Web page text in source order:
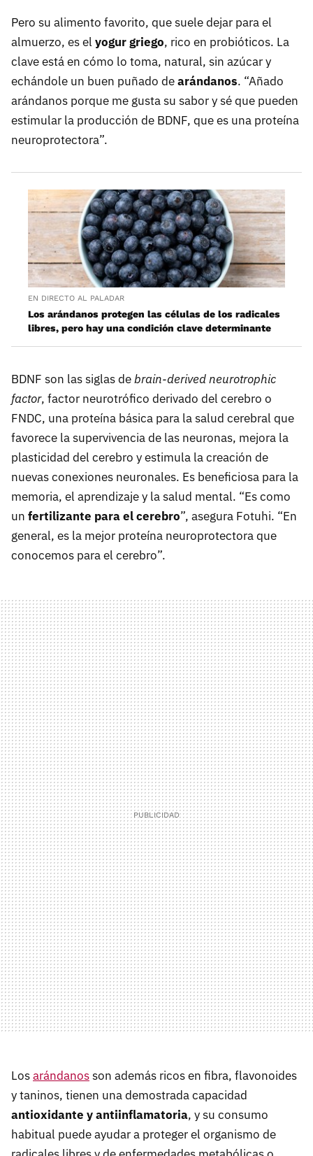
Pero su alimento favorito, que suele dejar para el
almuerzo, es el yogur griego, rico en probióticos. La
clave está en cómo lo toma, natural, sin azúcar y
echándole un buen puñado dearándanos. “Añado
arándanos porque me gusta su sabor y sé que pueden
estimular la producción de BDNF, que es una proteína
neuroprotectora”.
EN DIRECTO AL PALADAR
Los arándanos protegen las células de los radicales
libres, pero hay una condición clave determinante
BDNF son las siglas debrain-derived neurotrophic
factor, factor neurotrófico derivado del cerebro o
FNDC, una proteína básica para la salud cerebral que
favorece la supervivencia de las neuronas, mejora la
plasticidad del cerebro y estimula la creación de
nuevas conexiones neuronales. Es beneficiosa para la
memoria, el aprendizaje y la salud mental. “Es como
un fertilizante para el cerebro”, asegura Fotuhi. “En
general, es la mejor proteína neuroprotectora que
conocemos para el cerebro”.
Losarándanosson además ricos en fibra, flavonoides
y taninos, tienen una demostrada capacidad
antioxidante y antiinflamatoria, y su consumo
habitual puede ayudar a proteger el organismo de